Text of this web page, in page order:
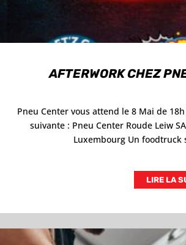
AFTERWORK CHEZ
Pneu Center vous attend le 8 Mai de
suivante : Pneu Center Roude Leiw
Luxembourg Un foodtruck
LIRE LA